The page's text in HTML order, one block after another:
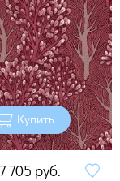
Купить
705 руб.